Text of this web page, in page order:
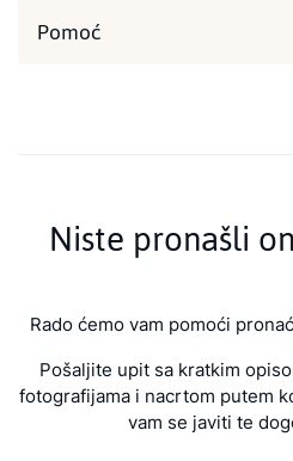
Pomoć
Niste pronašli
Rado ćemo vam pomoći
Pošaljite upit sa kratkim
fotografijama i nacrtom putem
vam se javiti te